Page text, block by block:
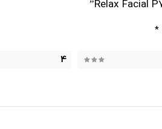
*
4